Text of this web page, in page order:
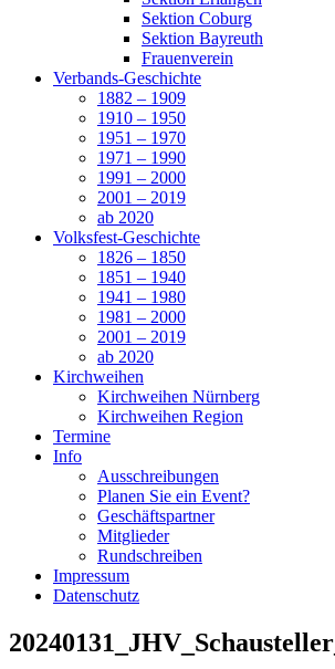
Sektion Coburg
Sektion Bayreuth
Frauenverein
Verbands-Geschichte
1882 – 1909
1910 – 1950
1951 – 1970
1971 – 1990
1991 – 2000
2001 – 2019
ab 2020
Volksfest-Geschichte
1826 – 1850
1851 – 1940
1941 – 1980
1981 – 2000
2001 – 2019
ab 2020
Kirchweihen
Kirchweihen Nürnberg
Kirchweihen Region
Termine
Info
Ausschreibungen
Planen Sie ein Event?
Geschäftspartner
Mitglieder
Rundschreiben
Impressum
Datenschutz
20240131_JHV_Schausteller_